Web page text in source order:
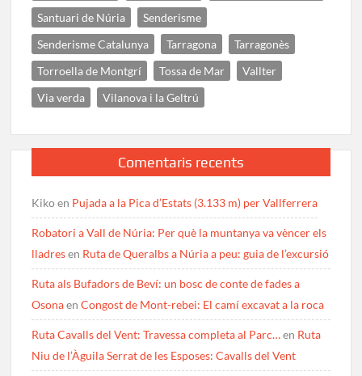
Santuari de Núria
Senderisme
Senderisme Catalunya
Tarragona
Tarragonès
Torroella de Montgrí
Tossa de Mar
Vallter
Via verda
Vilanova i la Geltrú
Comentaris recents
Kikoen Pujada a la Pica d’Estats (3.133 m) per Vallferrera
Robatori a Vall de Núria: Per què la muntanya va vèncer els
lladresen Ruta de Queralbs a Núria a peu: guia de l’excursió
Ruta als Bufadors de Beví: un bosc de conte de fades a
OsonaenCongost de Mont-rebei: El camí excavat a la roca
Ruta Cavalls del Vent: Travessa completa al Parc…en Ruta
Niu de l’Àguila Serrat de les Esposes: Cavalls del Vent